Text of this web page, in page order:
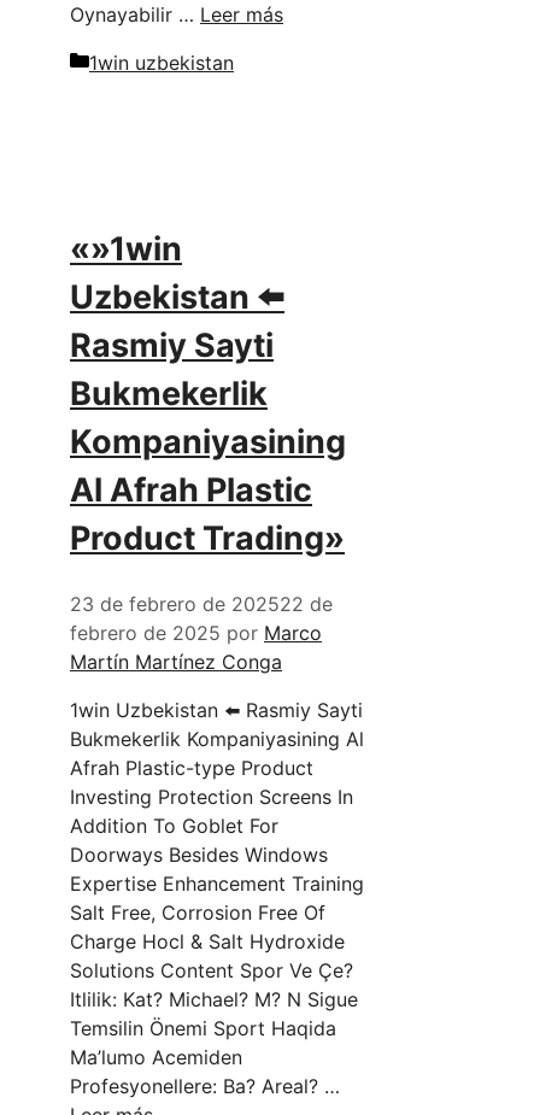
Oynayabilir … Leer más
Categorías
1win uzbekistan
«»1win
Uzbekistan ⬅️
Rasmiy Sayti
Bukmekerlik
Kompaniyasining
Al Afrah Plastic
Product Trading»
23 de febrero de 202522 de
febrero de 2025 por Marco
Martín Martínez Conga
1win Uzbekistan ⬅️ Rasmiy Sayti
Bukmekerlik Kompaniyasining Al
Afrah Plastic-type Product
Investing Protection Screens In
Addition To Goblet For
Doorways Besides Windows
Expertise Enhancement Training
Salt Free, Corrosion Free Of
Charge Hocl & Salt Hydroxide
Solutions Content Spor Ve Çe?
Itlilik: Kat? Michael? M? N Sigue
Temsilin Önemi Sport Haqida
Ma’lumo Acemiden
Profesyonellere: Ba? Areal? …